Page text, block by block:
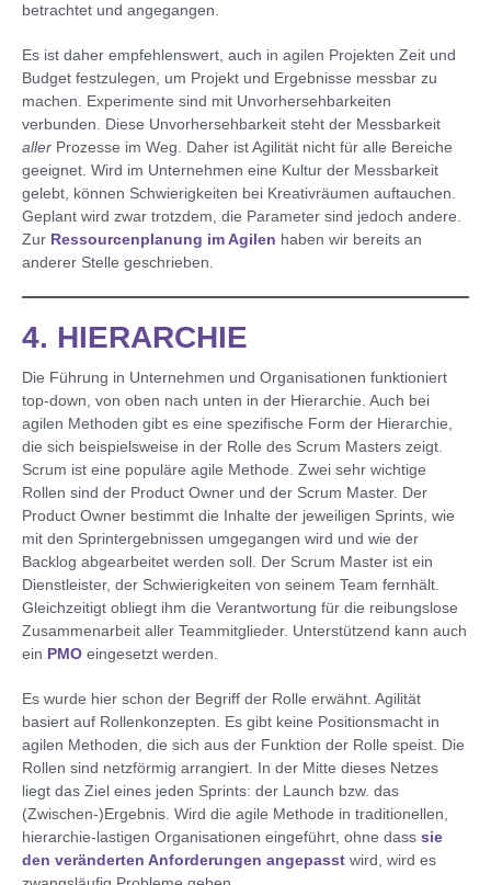
betrachtet und angegangen.
Es ist daher empfehlenswert, auch in agilen Projekten Zeit und
Budget festzulegen, um Projekt und Ergebnisse messbar zu
machen. Experimente sind mit Unvorhersehbarkeiten
verbunden. Diese Unvorhersehbarkeit steht der Messbarkeit
aller Prozesse im Weg. Daher ist Agilität nicht für alle Bereiche
geeignet. Wird im Unternehmen eine Kultur der Messbarkeit
gelebt, können Schwierigkeiten bei Kreativräumen auftauchen.
Geplant wird zwar trotzdem, die Parameter sind jedoch andere.
Zur Ressourcenplanung im Agilen haben wir bereits an
anderer Stelle geschrieben.
4. HIERARCHIE
Die Führung in Unternehmen und Organisationen funktioniert
top-down, von oben nach unten in der Hierarchie. Auch bei
agilen Methoden gibt es eine spezifische Form der Hierarchie,
die sich beispielsweise in der Rolle des Scrum Masters zeigt.
Scrum ist eine populäre agile Methode. Zwei sehr wichtige
Rollen sind der Product Owner und der Scrum Master. Der
Product Owner bestimmt die Inhalte der jeweiligen Sprints, wie
mit den Sprintergebnissen umgegangen wird und wie der
Backlog abgearbeitet werden soll. Der Scrum Master ist ein
Dienstleister, der Schwierigkeiten von seinem Team fernhält.
Gleichzeitigt obliegt ihm die Verantwortung für die reibungslose
Zusammenarbeit aller Teammitglieder. Unterstützend kann auch
ein PMO eingesetzt werden.
Es wurde hier schon der Begriff der Rolle erwähnt. Agilität
basiert auf Rollenkonzepten. Es gibt keine Positionsmacht in
agilen Methoden, die sich aus der Funktion der Rolle speist. Die
Rollen sind netzförmig arrangiert. In der Mitte dieses Netzes
liegt das Ziel eines jeden Sprints: der Launch bzw. das
(Zwischen-)Ergebnis. Wird die agile Methode in traditionellen,
hierarchie-lastigen Organisationen eingeführt, ohne dass sie
den veränderten Anforderungen angepasst wird, wird es